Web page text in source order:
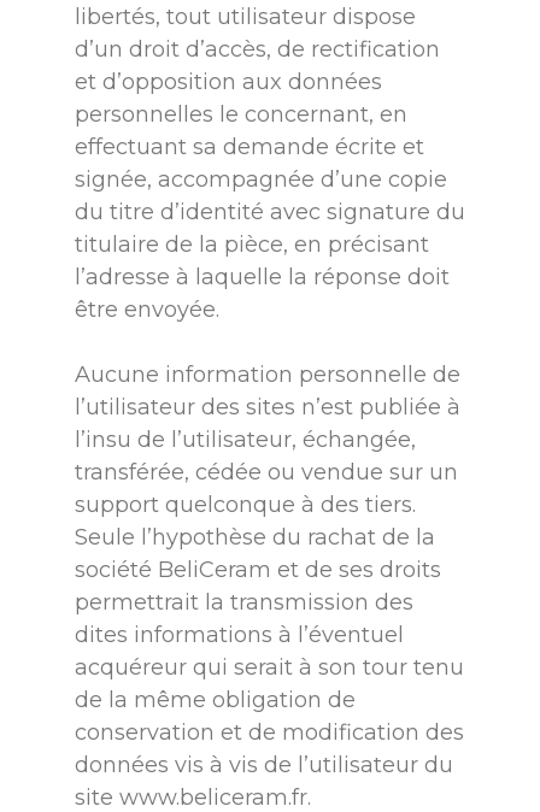
libertés, tout utilisateur dispose
d’un droit d’accès, de rectification
et d’opposition aux données
personnelles le concernant, en
effectuant sa demande écrite et
signée, accompagnée d’une copie
du titre d’identité avec signature du
titulaire de la pièce, en précisant
l’adresse à laquelle la réponse doit
être envoyée.
Aucune information personnelle de
l’utilisateur des sites n’est publiée à
l’insu de l’utilisateur, échangée,
transférée, cédée ou vendue sur un
support quelconque à des tiers.
Seule l’hypothèse du rachat de la
société BeliCeram et de ses droits
permettrait la transmission des
dites informations à l’éventuel
acquéreur qui serait à son tour tenu
de la même obligation de
conservation et de modification des
données vis à vis de l’utilisateur du
site www.beliceram.fr.